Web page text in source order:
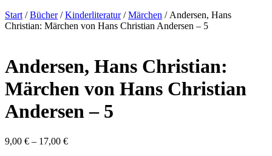
Skip
to
Start /Bücher/Kinderliteratur/Märchen / Andersen, Hans
Christian: Märchen von Hans Christian Andersen – 5
Andersen, Hans Christian:
Märchen von Hans Christian
Andersen – 5
9,00 € – 17,00 €Preisspanne: